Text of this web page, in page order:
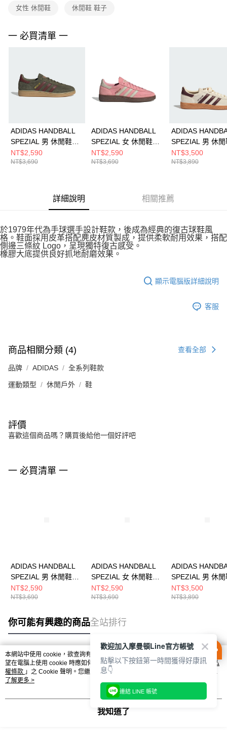
３．未成年的使用者請事先徵得法定代理人或監護人之同意方可使用
４．使用「AFTEE先享後付」時，將依據個別帳號之用戶狀況，依本公司即
恩沛科技股份有限公司將有權停止該用戶之使用額度並採取法律行動。
女性 休閒鞋 休閒鞋 鞋子
一 必買清單 一
ADIDAS HANDBALL
SPEZIAL 男 休閒鞋
JQ8297
NT$2,590
NT$3,690
ADIDAS HANDBALL
SPEZIAL 女 休閒鞋
JI2646
NT$2,590
NT$3,690
ADIDAS
SPEZIAL 男 休閒
KH6921
NT$3,500
NT$3,890
詳細說明 相關推薦
於1979年代為手球選手設計鞋款，後成為經典的復古球鞋風
格。鞋面採用皮革搭配麂皮材質製成，提供柔軟耐用效果，搭配
側邊三條紋 Logo，呈現獨特復古感受。
橡膠大底提供良好抓地耐磨效果。
顯示電腦版詳細說明
客服
商品相關分類 (4) 查看全部
品牌 ADIDAS 全系列鞋款
運動類型 休閒戶外 鞋
評價
喜歡這個商品嗎？購買後給他一個好評吧
一 必買清單 一
ADIDAS HANDBALL
SPEZIAL 男 休閒鞋
JQ8297
NT$2,590
NT$3,690
ADIDAS HANDBALL
SPEZIAL 女 休閒鞋
JI2646
NT$2,590
NT$3,690
ADIDAS
SPEZIAL 男 休閒
KH6921
NT$3,500
NT$3,890
你可能有興趣的商品全站排行
熱門標籤
本網站中使用 cookie，欲查詢有關本網站使用 cookie 方式之詳情，及若您不希
望在電腦上使用 cookie 時應如何變更電腦的 cookie 設定，請參閱本網站「
隱私
權條款 」之 Cookie 聲明。您繼續使用本網站即表示您同意本公司得按本網站使
用條款之 Cookie 聲明使用 cookie。
了解更多 >
我知道了
歡迎加入摩曼頓Line官方帳號
點擊以下按鈕第一時間獲得好康訊
息👇
連結 LINE 帳號